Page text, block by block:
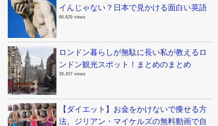
イんじゃない？日本で見かける面白い英語
66,629 views
ロンドン暮らしが無駄に長い私が教えるロ
ンドン観光スポット！まとめのまとめ
39,457 views
【ダイエット】お金をかけないで痩せる方
法。ジリアン・マイケルズの無料動画で自